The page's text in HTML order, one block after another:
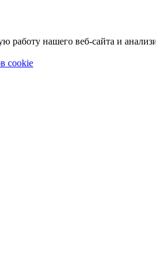
нашего веб-сайта и
cookie